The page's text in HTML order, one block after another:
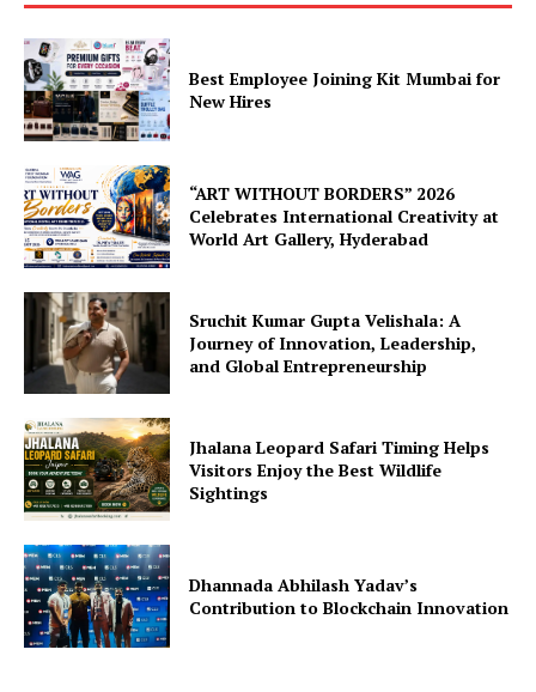
Best Employee Joining Kit Mumbai for
New Hires
“ART WITHOUT BORDERS” 2026
Celebrates International Creativity at
World Art Gallery, Hyderabad
Sruchit Kumar Gupta Velishala: A
Journey of Innovation, Leadership,
and Global Entrepreneurship
Jhalana Leopard Safari Timing Helps
Visitors Enjoy the Best Wildlife
Sightings
Dhannada Abhilash Yadav’s
Contribution to Blockchain Innovation